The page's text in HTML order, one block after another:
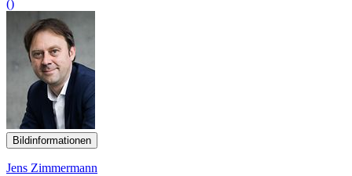
()
Bildinformationen
Jens Zimmermann